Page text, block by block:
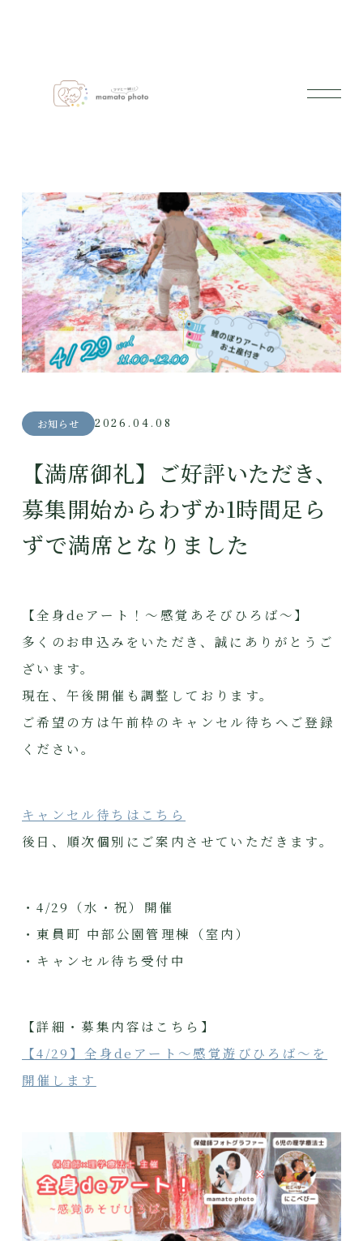
お知らせ 2026.04.08
【満席御礼】ご好評いただき、
募集開始からわずか1時間足ら
ずで満席となりました
【全身deアート！〜感覚あそびひろば〜】
多くのお申込みをいただき、誠にありがとうご
ざいます。
現在、午後開催も調整しております。
ご希望の方は午前枠のキャンセル待ちへご登録
ください。
キャンセル待ちはこちら
後日、順次個別にご案内させていただきます。
・4/29（水・祝）開催
・東員町 中部公園管理棟（室内）
・キャンセル待ち受付中
【詳細・募集内容はこちら】
【4/29】全身deアート～感覚遊びひろば～を
開催します